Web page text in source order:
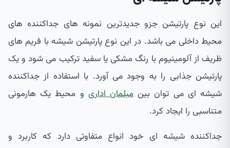
این نوع پارتیشن جزو جدیدترین نمونه های جداکننده های
محیط داخلی می باشد. در این نوع پارتیشن شیشه با فریم های
ظریف از آلومینیوم با رنگ مشکی یا سفید ترکیب می شود و یک
پارتیشن جذابی را به وجود می آورد. با استفاده از جداکننده
شیشه ای می توان بین مبلمان اداری و محیط یک هارمونی
متناسبی را ایجاد کرد.
جداکننده شیشه ای خود انواع متفاوتی دارد که کاربرد و